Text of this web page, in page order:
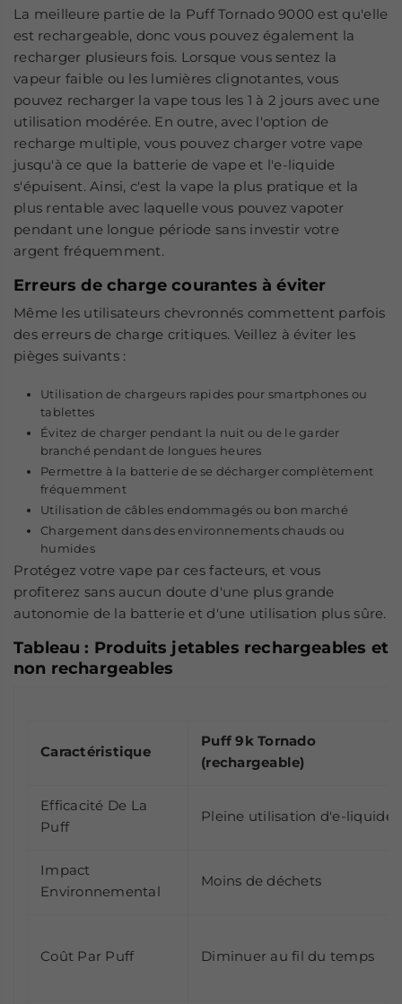
La meilleure partie de la Puff Tornado 9000​ est qu'elle
est rechargeable, donc vous pouvez également la
recharger plusieurs fois. Lorsque vous sentez la
vapeur faible ou les lumières clignotantes, vous
pouvez recharger la vape tous les 1 à 2 jours avec une
utilisation modérée. En outre, avec l'option de
recharge multiple, vous pouvez charger votre vape
jusqu'à ce que la batterie de vape et l'e-liquide
s'épuisent. Ainsi, c'est la vape la plus pratique et la
plus rentable avec laquelle vous pouvez vapoter
pendant une longue période sans investir votre
argent fréquemment.
Erreurs de charge courantes à éviter
Même les utilisateurs chevronnés commettent parfois
des erreurs de charge critiques. Veillez à éviter les
pièges suivants :
Utilisation de chargeurs rapides pour smartphones ou
tablettes
Évitez de charger pendant la nuit ou de le garder
branché pendant de longues heures
Permettre à la batterie de se décharger complètement
fréquemment
Utilisation de câbles endommagés ou bon marché
Chargement dans des environnements chauds ou
humides
Protégez votre vape par ces facteurs, et vous
profiterez sans aucun doute d'une plus grande
autonomie de la batterie et d'une utilisation plus sûre.
Tableau : Produits jetables rechargeables et
non rechargeables
Caractéristique
Puff 9k Tornado
(rechargeable)
Efficacité De La
Puff
Pleine utilisation d'e-liquide
Impact
Environnemental
Moins de déchets
Coût Par Puff Diminuer au fil du temps